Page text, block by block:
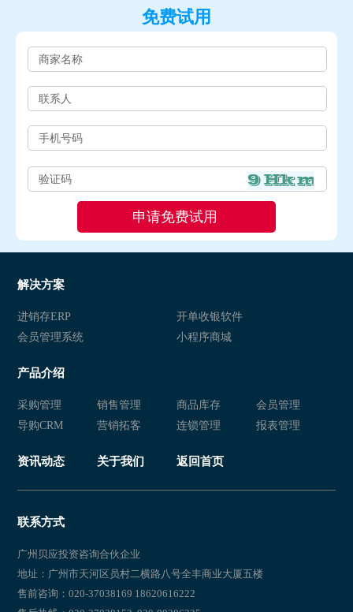
免费试用
解决方案
进销存ERP
开单收银软件
会员管理系统
小程序商城
产品介绍
采购管理 销售管理 商品库存
会员管理
导购CRM
营销拓客 连锁管理 报表管理
资讯动态 关于我们 返回首页
联系方式
广州贝应投资咨询合伙企业
地址：广州市天河区员村二横路八号全丰商业大厦五楼
售前咨询：020-37038169 18620616222